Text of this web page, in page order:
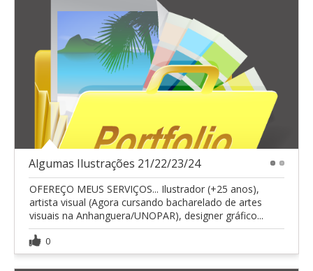
Algumas Ilustrações 21/22/23/24
OFEREÇO MEUS SERVIÇOS... Ilustrador (+25 anos),
artista visual (Agora cursando bacharelado de artes
visuais na Anhanguera/UNOPAR), designer gráfico...
0